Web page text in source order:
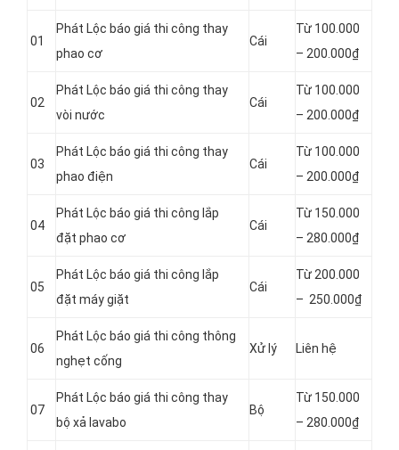
01
Phát Lộc báo giá thi công thay
phao cơ
Cái
Từ 100.000
– 200.000₫
02
Phát Lộc báo giá thi công thay
vòi nước
Cái
Từ 100.000
– 200.000₫
03
Phát Lộc báo giá thi công thay
phao điện
Cái
Từ 100.000
– 200.000₫
04
Phát Lộc báo giá thi công lắp
đặt phao cơ
Cái
Từ 150.000
– 280.000₫
05
Phát Lộc báo giá thi công lắp
đặt máy giặt
Cái
Từ 200.000
– 250.000₫
06
Phát Lộc báo giá thi công thông
nghẹt cống
Xử lý Liên hệ
07
Phát Lộc báo giá thi công thay
bộ xả lavabo
Bộ
Từ 150.000
– 280.000₫